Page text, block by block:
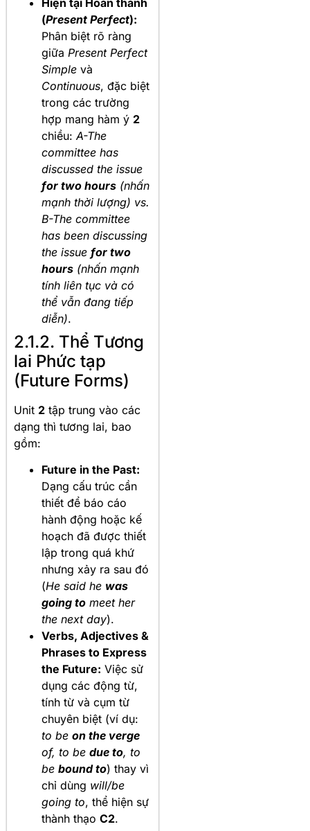
(Present Perfect):
Phân biệt rõ ràng
giữa Present Perfect
Simple và
Continuous, đặc biệt
trong các trường
hợp mang hàm ý 2
chiều: A-The
committee has
discussed the issue
for two hours (nhấn
mạnh thời lượng) vs.
B-The committee
has been discussing
the issue for two
hours (nhấn mạnh
tính liên tục và có
thể vẫn đang tiếp
diễn).
2.1.2. Thể Tương
lai Phức tạp
(Future Forms)
Unit 2 tập trung vào các
dạng thì tương lai, bao
gồm:
Future in the Past:
Dạng cấu trúc cần
thiết để báo cáo
hành động hoặc kế
hoạch đã được thiết
lập trong quá khứ
nhưng xảy ra sau đó
(He said he was
going to meet her
the next day).
Verbs, Adjectives &
Phrases to Express
the Future: Việc sử
dụng các động từ,
tính từ và cụm từ
chuyên biệt (ví dụ:
to be on the verge
of, to be due to, to
be bound to) thay vì
chỉ dùng will/be
going to, thể hiện sự
thành thạo C2.